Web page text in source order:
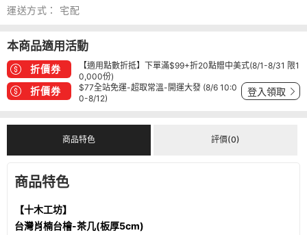
運送方式：
宅配
本商品適用活動
折價券
【適用點數折抵】下單滿$99+折20點贈中美式(8/1-8/31 限1
0,000份)
折價券
$77全站免運-超取常溫-開運大發 (8/6 10:0
0-8/12)
登入領取
商品特色 評價(0)
商品特色
【十木工坊】
台灣肖楠台檜-茶几(板厚5cm)